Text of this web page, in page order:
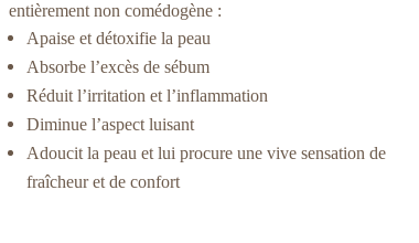
entièrement non comédogène :
Apaise et détoxifie la peau
Absorbe l’excès de sébum
Réduit l’irritation et l’inflammation
Diminue l’aspect luisant
Adoucit la peau et lui procure une vive sensation de
fraîcheur et de confort